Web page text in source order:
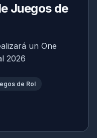
Juegos de
un One
2026
de Rol